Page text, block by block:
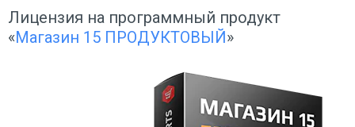
Лицензия на программный продукт
«Магазин 15 ПРОДУКТОВЫЙ»